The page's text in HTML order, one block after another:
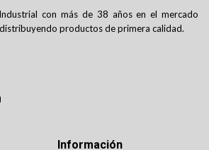
con más de 38 años en el mercado
productos de primera calidad.
Información